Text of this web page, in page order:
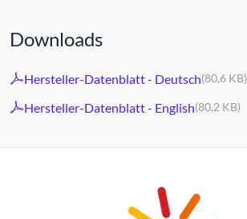
Downloads
Hersteller-Datenblatt - Deutsch(80,6 KB)
Hersteller-Datenblatt - English(80,2 KB)